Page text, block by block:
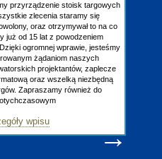
przyrządzenie stoisk targowych
zlecenia staramy się
oraz otrzymywał to na co
już od 15 lat z powodzeniem
ogromnej wprawie, jesteśmy
żądaniom naszych
projektantów, zaplecze
oraz wszelką niezbędną
Zapraszamy również do
wpisu
→